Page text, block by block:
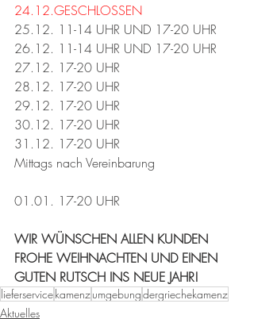
24.12.GESCHLOSSEN
25.12. 11-14 UHR UND 17-20 UHR
26.12. 11-14 UHR UND 17-20 UHR
27.12. 17-20 UHR
28.12. 17-20 UHR
29.12. 17-20 UHR
30.12. 17-20 UHR
31.12. 17-20 UHR
Mittags nach Vereinbarung
01.01. 17-20 UHR
WIR WÜNSCHEN ALLEN KUNDEN
FROHE WEIHNACHTEN UND EINEN
GUTEN RUTSCH INS NEUE JAHR!
lieferservicekamenzumgebungdergriechekamenz
Aktuelles